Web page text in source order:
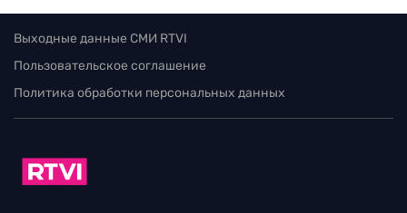
Выходные данные СМИ RTVI
Пользовательское соглашение
Политика обработки персональных данных